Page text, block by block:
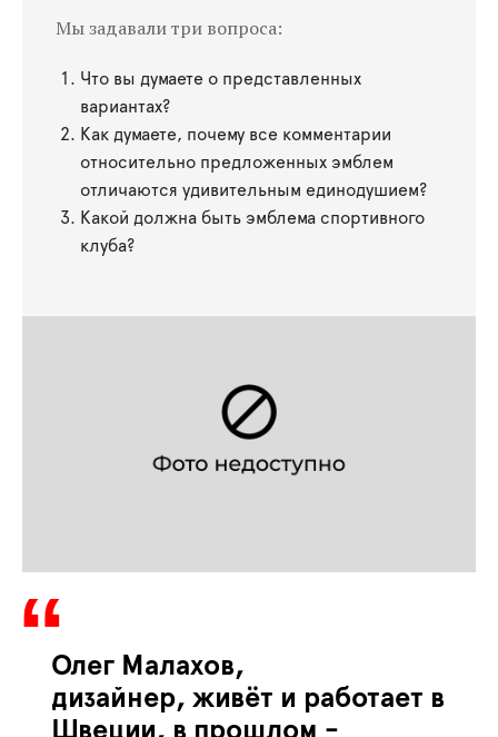
Мы задавали три вопроса:
Что вы думаете о представленных
вариантах?
Как думаете, почему все комментарии
относительно предложенных эмблем
отличаются удивительным единодушием?
Какой должна быть эмблема спортивного
клуба?
Олег Малахов,
дизайнер, живёт и работает в
Швеции, в прошлом -